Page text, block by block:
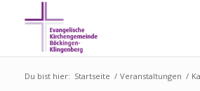
Du bist hier: Startseite / Veranstaltungen /